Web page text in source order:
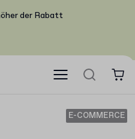
der Rabatt
E-COMMERCE